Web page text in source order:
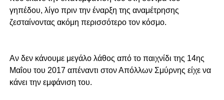
γηπέδου, λίγο πριν την έναρξη της αναμέτρησης
ζεσταίνοντας ακόμη περισσότερο τον κόσμο.
Αν δεν κάνουμε μεγάλο λάθος από το παιχνίδι της 14ης
Μαΐου του 2017 απέναντι στον Απόλλων Σμύρνης είχε να
κάνει την εμφάνιση του.